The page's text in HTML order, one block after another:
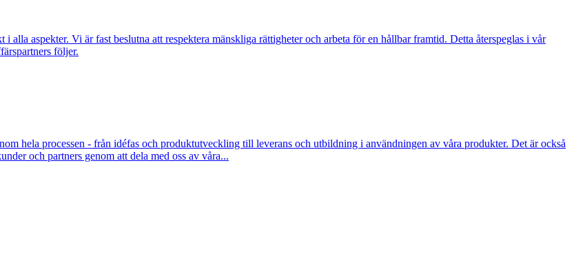
alla aspekter. Vi är fast beslutna att respektera mänskliga rättigheter och arbeta för en hållbar framtid. Detta återspeglas i vår
följer.
hela processen - från idéfas och produktutveckling till leverans och utbildning i användningen av våra produkter. Det är också
och partners genom att dela med oss av våra...